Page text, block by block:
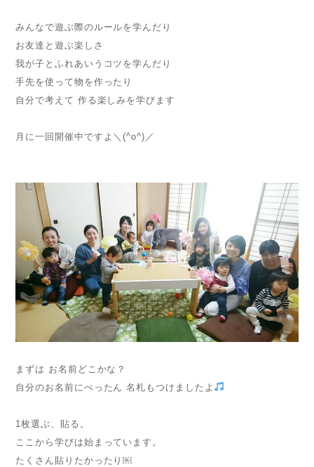
みんなで遊ぶ際のルールを学んだり
お友達と遊ぶ楽しさ
我が子とふれあいうコツを学んだり
手先を使って物を作ったり
自分で考えて 作る楽しみを学びます
月に一回開催中ですよ＼(^o^)／
まずは お名前どこかな？
自分のお名前にぺったん 名札もつけましたよ
1枚選ぶ、貼る。
ここから学びは始まっています。
たくさん貼りたかったり￼